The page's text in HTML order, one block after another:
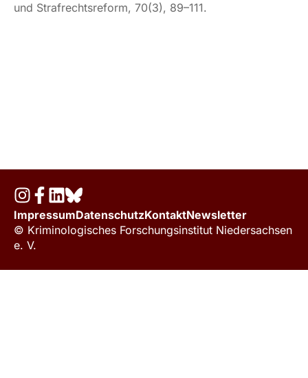
und Strafrechtsreform, 70(3), 89–111.
ImpressumDatenschutzKontaktNewsletter
© Kriminologisches Forschungsinstitut Niedersachsen
e. V.